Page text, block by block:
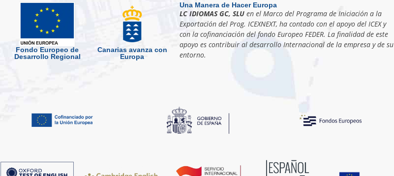
Fondo Europeo de
Desarrollo Regional
Canarias avanza con
Europa
Una Manera de Hacer Europa
LC IDIOMAS GC, SLUen el Marco del Programa de Iniciación a la
Exportación del Prog. ICEXNEXT, ha contado con el apoyo del ICEX y
con la cofinanciación del fondo Europeo FEDER. La finalidad de este
apoyo es contribuir al desarrollo Internacional de la empresa y de su
entorno.